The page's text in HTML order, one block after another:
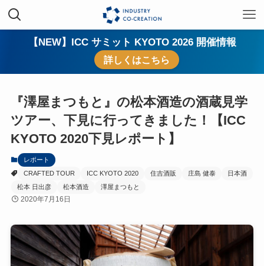
【NEW】ICC サミット KYOTO 2026 開催情報
詳しくはこちら
『澤屋まつもと』の松本酒造の酒蔵見学
ツアー、下見に行ってきました！【ICC
KYOTO 2020下見レポート】
レポート
CRAFTED TOUR
ICC KYOTO 2020 住吉酒販 庄島 健泰
日本酒
松本 日出彦
松本酒造 澤屋まつもと
2020年7月16日